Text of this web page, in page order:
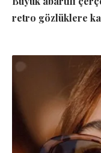
retro gözlüklere